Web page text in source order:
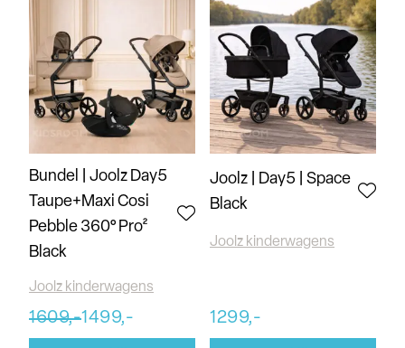
Bundel | Joolz Day5
Taupe+Maxi Cosi
Pebble 360° Pro²
Black
Joolz kinderwagens
1609,-1499,-
Joolz | Day5 | Space
Black
Joolz kinderwagens
1299,-